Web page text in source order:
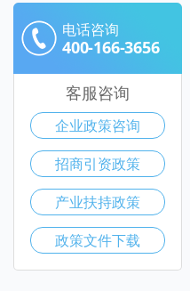
电话咨询
400-166-3656
客服咨询
企业政策咨询
招商引资政策
产业扶持政策
政策文件下载